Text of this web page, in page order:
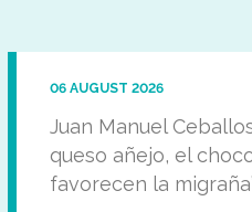
06 AUGUST 2026
Juan Manuel
queso añejo, el
favorecen la